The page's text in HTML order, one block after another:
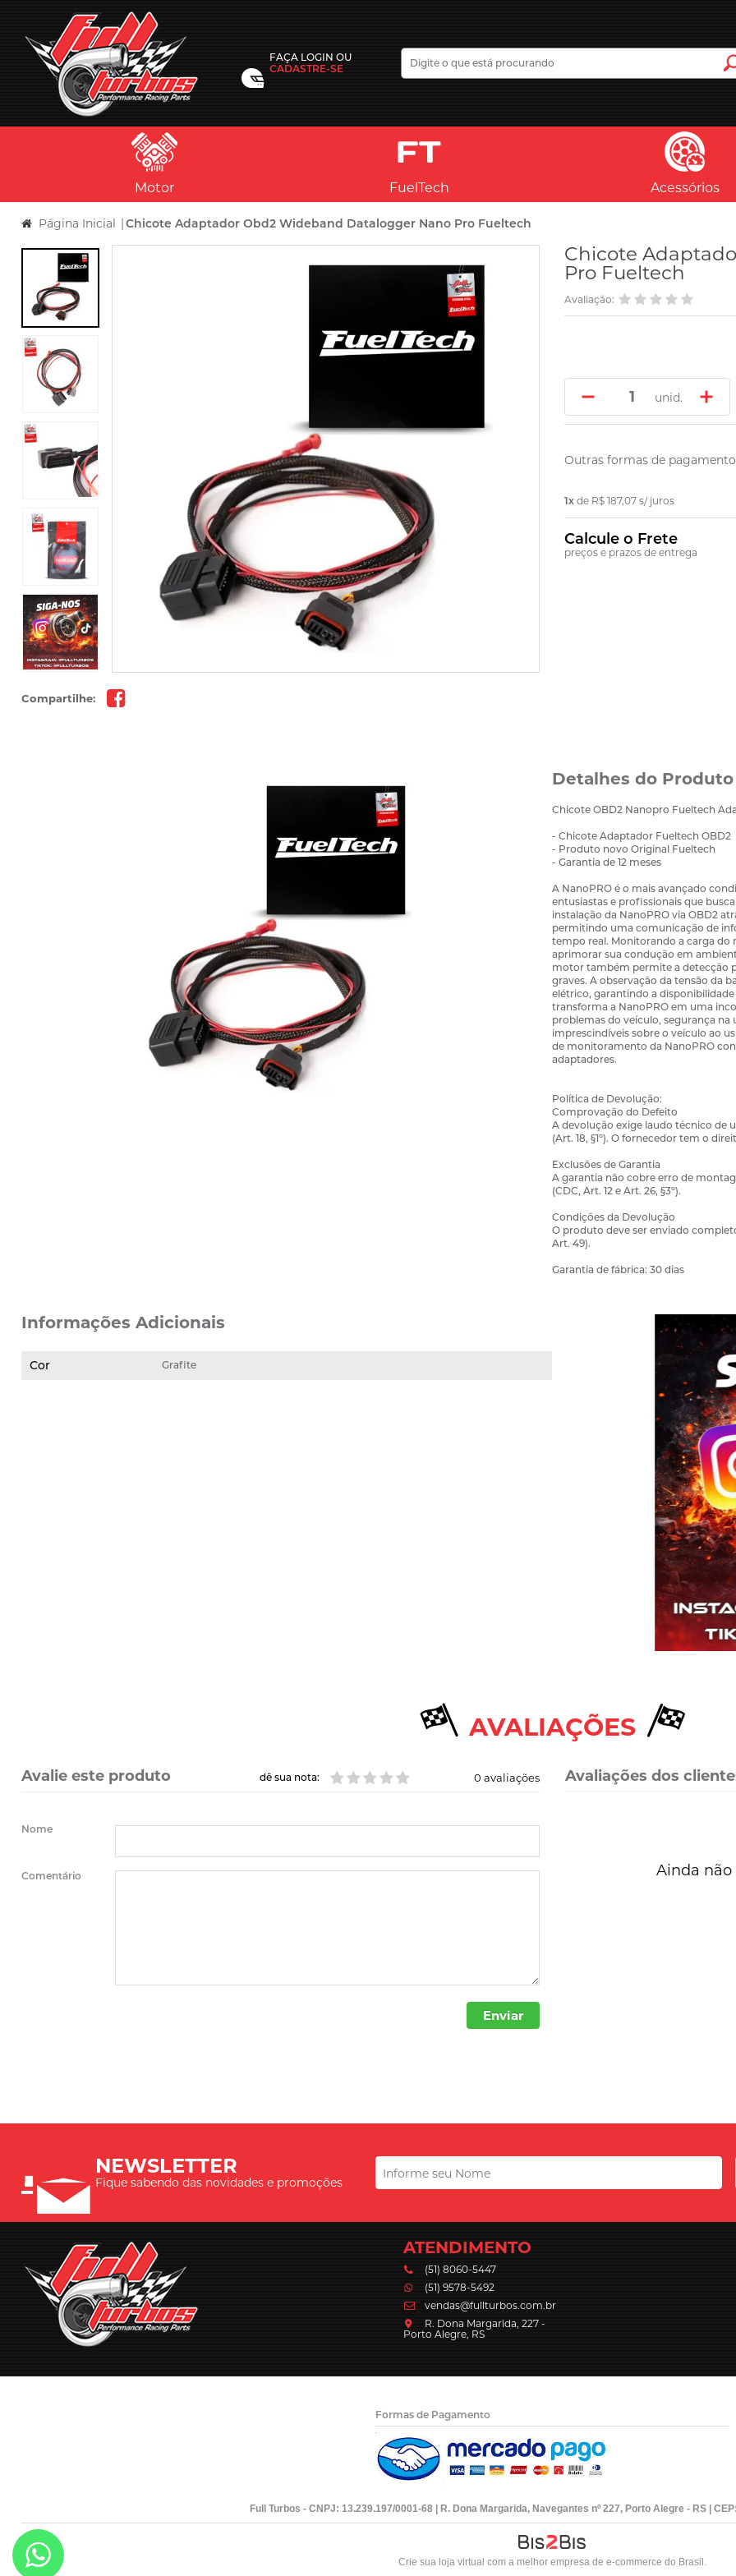
FAÇA LOGIN OU
CADASTRE-SE
Motor FuelTech Acessórios
Página Inicial |Chicote Adaptador Obd2 Wideband Datalogger Nano Pro Fueltech
Compartilhe:
Chicote
Pro Fueltech
Avaliação:
unid.
Outras formas de pagamento
1x de R$ 187,07 s/ juros
Calcule o Frete
preços e prazos de entrega
Detalhes do Produto
Chicote OBD2 Nanopro Fueltech
- Chicote Adaptador Fueltech OBD2
- Produto novo Original Fueltech
- Garantia de 12 meses
A NanoPRO é o mais avançado
entusiastas e profissionais que
instalação da NanoPRO via OBD2
permitindo uma comunicação de
tempo real. Monitorando a carga do
aprimorar sua condução em
motor também permite a detecção
graves. A observação da tensão da
elétrico, garantindo a
transforma a NanoPRO em uma
problemas do veículo, segurança
imprescindíveis sobre o veículo ao
de monitoramento da NanoPRO
adaptadores.
Política de Devolução:
Comprovação do Defeito
A devolução exige laudo técnico de
(Art. 18, §1º). O fornecedor tem o
Exclusões de Garantia
A garantia não cobre erro de
(CDC, Art. 12 e Art. 26, §3º).
Condições da Devolução
O produto deve ser enviado
Art. 49).
Garantia de fábrica: 30 dias
Informações Adicionais
Cor Grafite
AVALIAÇÕES
Avalie este produto 0 avaliações
dê sua nota:
Nome
Comentário
Enviar
Avaliações dos
Ainda
NEWSLETTER
Fique sabendo das novidades e promoções
ATENDIMENTO
(51) 8060-5447
(51) 9578-5492
vendas@fullturbos.com.br
R. Dona Margarida, 227 -
Porto Alegre, RS
Formas de Pagamento
Full Turbos - CNPJ: 13.239.197/0001-68 | R. Dona Margarida, Navegantes nº 227, Porto Alegre - RS |
Crie sua loja virtual com a melhor empresa de e-commerce do Brasil.